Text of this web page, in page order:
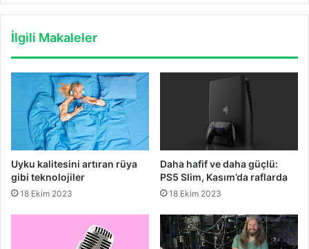
İlgili Makaleler
Uyku kalitesini artıran rüya
gibi teknolojiler
18 Ekim 2023
Daha hafif ve daha güçlü:
PS5 Slim, Kasım’da raflarda
18 Ekim 2023